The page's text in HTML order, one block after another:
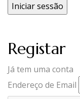
Registar
Já tem uma conta
Endereço de Email